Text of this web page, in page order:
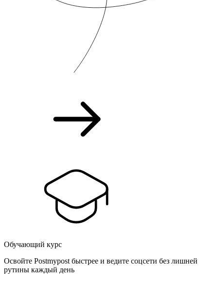
Обучающий курс
Освойте Postmypost быстрее и ведите соцсети без лишней
рутины каждый день